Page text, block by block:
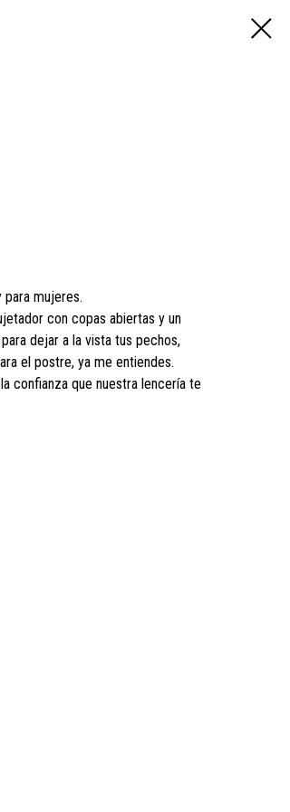
para mujeres.
con copas abiertas y un
dejar a la vista tus pechos,
el postre, ya me entiendes.
confianza que nuestra lencería te